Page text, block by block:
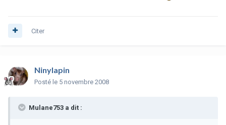
Citer
Ninylapin
Posté le 5 novembre 2008
Mulane753 a dit :